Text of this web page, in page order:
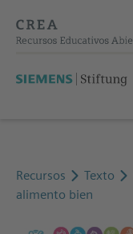
Recursos Texto
alimento bien